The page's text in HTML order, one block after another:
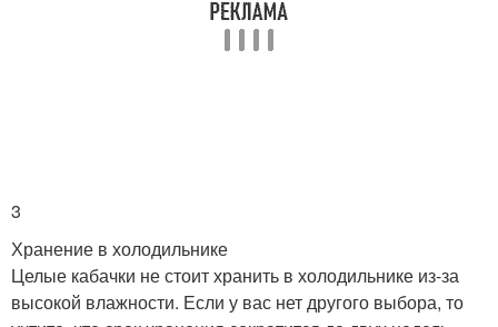
3
Хранение в холодильнике
Целые кабачки не стоит хранить в холодильнике из-за
высокой влажности. Если у вас нет другого выбора, то